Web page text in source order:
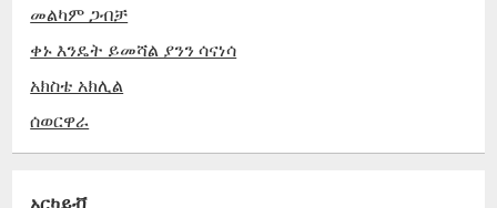
መልካም ጋብቻ
ቀኑ እንዴት ይመሻል ያንን ሳናነሳ
አክስቴ አክሊል
ሰወርዋራ